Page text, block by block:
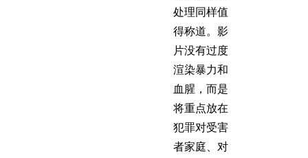
处理同样值
得称道。影
片没有过度
渲染暴力和
血腥，而是
将重点放在
犯罪对受害
者家庭、对